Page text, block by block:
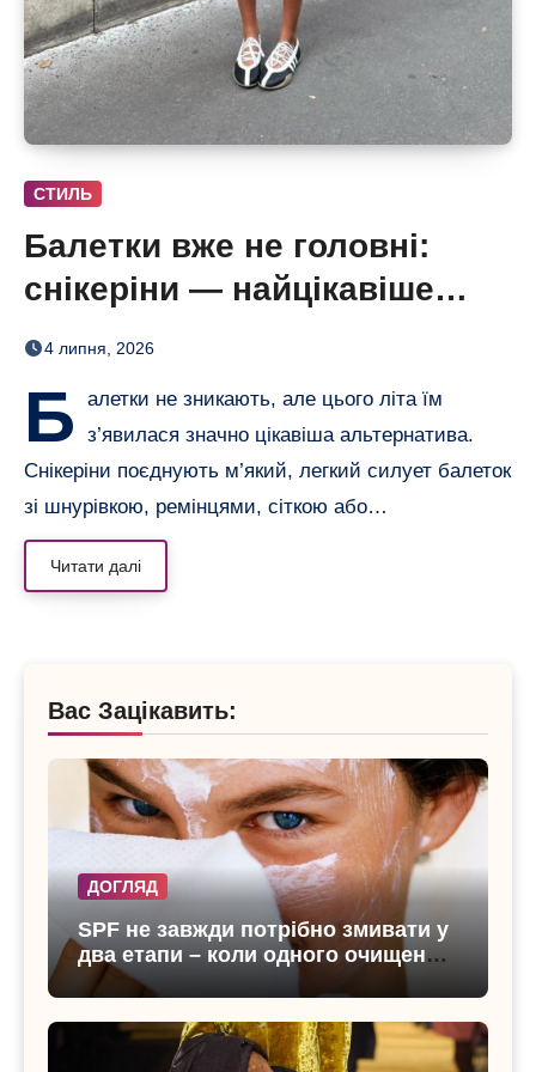
СТИЛЬ
Балетки вже не головні:
снікеріни — найцікавіше
взуття літа для суконь і
4 липня, 2026
Б
алетки не зникають, але цього літа їм
з’явилася значно цікавіша альтернатива.
Снікеріни поєднують м’який, легкий силует балеток
зі шнурівкою, ремінцями, сіткою або…
Читати далі
Вас Зацікавить:
ДОГЛЯД
SPF не завжди потрібно змивати у
два етапи – коли одного очищення
достатньо